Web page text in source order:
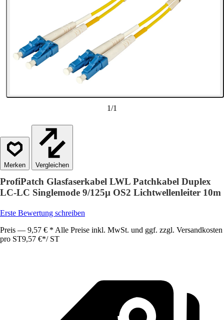
1/1
Vergleichen
ProfiPatch Glasfaserkabel LWL Patchkabel Duplex
LC-LC Singlemode 9/125µ OS2 Lichtwellenleiter 10m
Erste Bewertung schreiben
Preis — 9,57 € * Alle Preise inkl. MwSt. und ggf. zzgl. Versandkosten
pro ST9,57 €*/ ST